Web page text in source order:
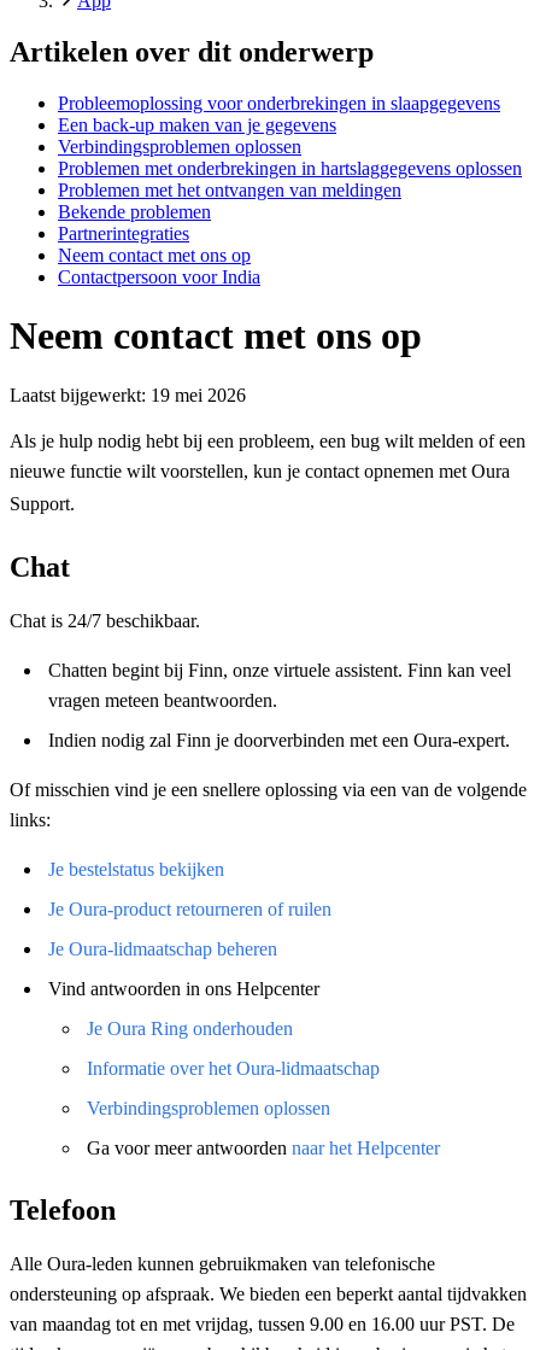
Artikelen over dit onderwerp
Probleemoplossing voor onderbrekingen in slaapgegevens
Een back-up maken van je gegevens
Verbindingsproblemen oplossen
Problemen met onderbrekingen in hartslaggegevens oplossen
Problemen met het ontvangen van meldingen
Bekende problemen
Partnerintegraties
Neem contact met ons op
Contactpersoon voor India
Neem contact met ons op
Laatst bijgewerkt: 19 mei 2026
Als je hulp nodig hebt bij een probleem, een bug wilt melden of een
nieuwe functie wilt voorstellen, kun je contact opnemen met Oura
Support.
Chat
Chat is 24/7 beschikbaar.
Chatten begint bij Finn, onze virtuele assistent. Finn kan veel
vragen meteen beantwoorden.
Indien nodig zal Finn je doorverbinden met een Oura-expert.
Of misschien vind je een snellere oplossing via een van de volgende
links:
Je bestelstatus bekijken
Je Oura-product retourneren of ruilen
Je Oura-lidmaatschap beheren
Vind antwoorden in ons Helpcenter
Je Oura Ring onderhouden
Informatie over het Oura-lidmaatschap
Verbindingsproblemen oplossen
Ga voor meer antwoorden naar het Helpcenter
Telefoon
Alle Oura-leden kunnen gebruikmaken van telefonische
ondersteuning op afspraak. We bieden een beperkt aantal tijdvakken
van maandag tot en met vrijdag, tussen 9.00 en 16.00 uur PST. De